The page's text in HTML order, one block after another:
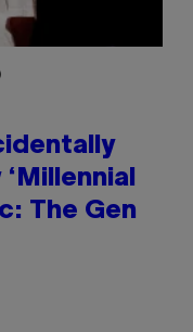
The Gen